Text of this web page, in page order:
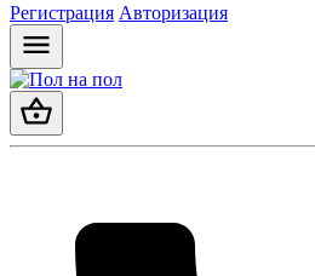
Регистрация Авторизация